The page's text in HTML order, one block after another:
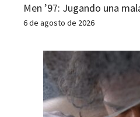
Men ’97: Jugando una
6 de agosto de 2026